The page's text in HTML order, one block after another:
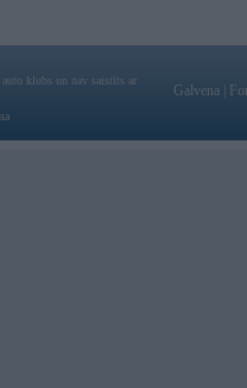
klubs un nav saistīts ar
Galvena